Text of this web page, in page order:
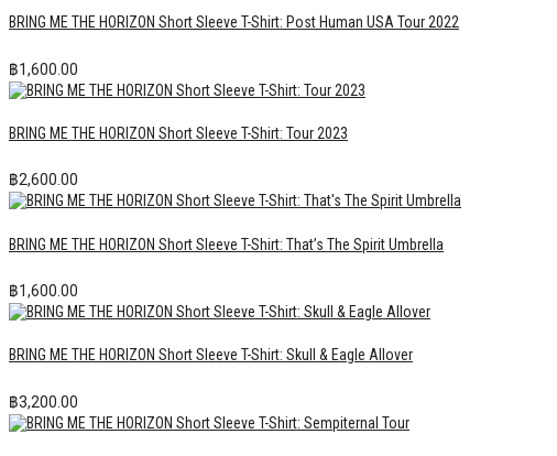
BRING ME THE HORIZON Short Sleeve T-Shirt: Post Human USA Tour 2022
฿1,600.00
BRING ME THE HORIZON Short Sleeve T-Shirt: Tour 2023
฿2,600.00
BRING ME THE HORIZON Short Sleeve T-Shirt: That’s The Spirit Umbrella
฿1,600.00
BRING ME THE HORIZON Short Sleeve T-Shirt: Skull & Eagle Allover
฿3,200.00